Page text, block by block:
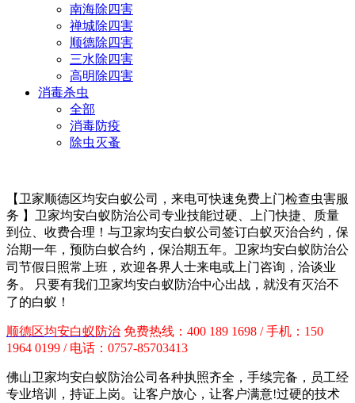
南海除四害
禅城除四害
顺德除四害
三水除四害
高明除四害
消毒杀虫
全部
消毒防疫
除虫灭蚤
【卫家顺德区均安白蚁公司，来电可快速免费上门检查虫害服
务 】卫家均安白蚁防治公司专业技能过硬、上门快捷、质量
到位、收费合理！与卫家均安白蚁公司签订白蚁灭治合约，保
治期一年，预防白蚁合约，保治期五年。卫家均安白蚁防治公
司节假日照常上班，欢迎各界人士来电或上门咨询，洽谈业
务。 只要有我们卫家均安白蚁防治中心出战，就没有灭治不
了的白蚁！
顺德区均安白蚁防治 免费热线：400 189 1698 / 手机：150
1964 0199 / 电话：0757-85703413
佛山卫家均安白蚁防治公司各种执照齐全，手续完备，员工经
专业培训，持证上岗。让客户放心，让客户满意!过硬的技术